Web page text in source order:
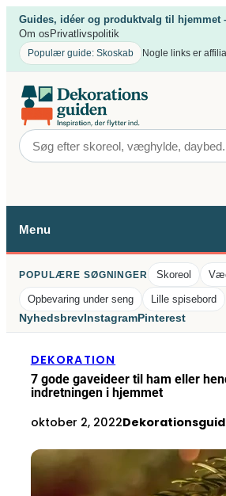
Spring
indhold
Guides, idéer og produktvalg til hjemmet
Om os Privatlivspolitik
Populær guide: Skoskab Nogle links er
Menu
POPULÆRE SØGNINGER Skoreol
Opbevaring under seng Lille spisebord
NyhedsbrevInstagramPinterest
DEKORATION
7 gode gaveideer til ham eller
indretningen i hjemmet
oktober 2, 2022